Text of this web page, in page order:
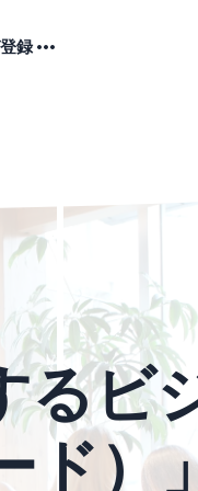
録
るビ
ド）